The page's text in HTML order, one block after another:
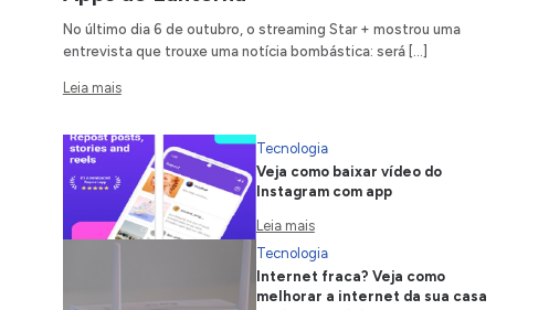
No último dia 6 de outubro, o streaming Star + mostrou uma
entrevista que trouxe uma notícia bombástica: será […]
Leia mais
Tecnologia
Veja como baixar vídeo do
Instagram com app
Leia mais
Tecnologia
Internet fraca? Veja como
melhorar a internet da sua casa